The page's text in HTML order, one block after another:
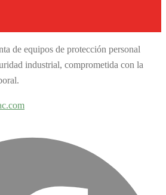
de equipos de protección personal
industrial, comprometida con la